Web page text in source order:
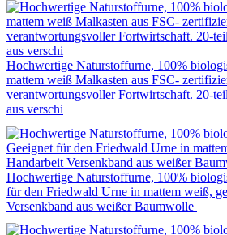
Hochwertige Naturstoffurne, 100%
mattem weiß Malkasten aus FSC-
verantwortungsvoller Fortwirtschaft. 20-
aus verschi
Hochwertige Naturstoffurne, 100%
für den Friedwald Urne in mattem weiß,
Versenkband aus weißer Baumwolle